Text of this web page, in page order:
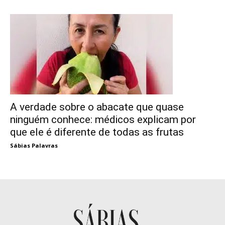
A verdade sobre o abacate que quase
ninguém conhece: médicos explicam por
que ele é diferente de todas as frutas
Sábias Palavras